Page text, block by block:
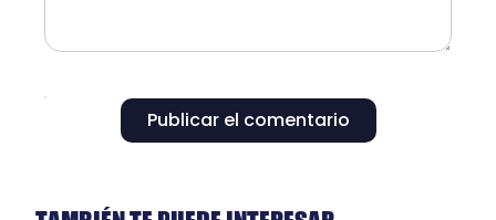
Publicar el comentario